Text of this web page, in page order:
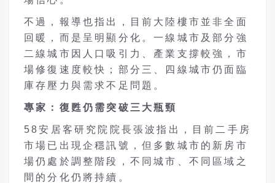
不過，報導也指出，目前大陸樓市並非全面
回暖，而是呈明顯分化。一線城市及部分強
二線城市因人口吸引力、產業支撐較強，市
場修復速度較快；部分三、四線城市仍面臨
庫存壓力與需求不足問題。
專家：復甦仍需突破三大瓶頸
58安居客研究院院長張波指出，目前二手房
市場已出現企穩訊號，但多數城市的新房市
場仍處於調整階段，不同城市、不同區域之
間的分化仍將持續。